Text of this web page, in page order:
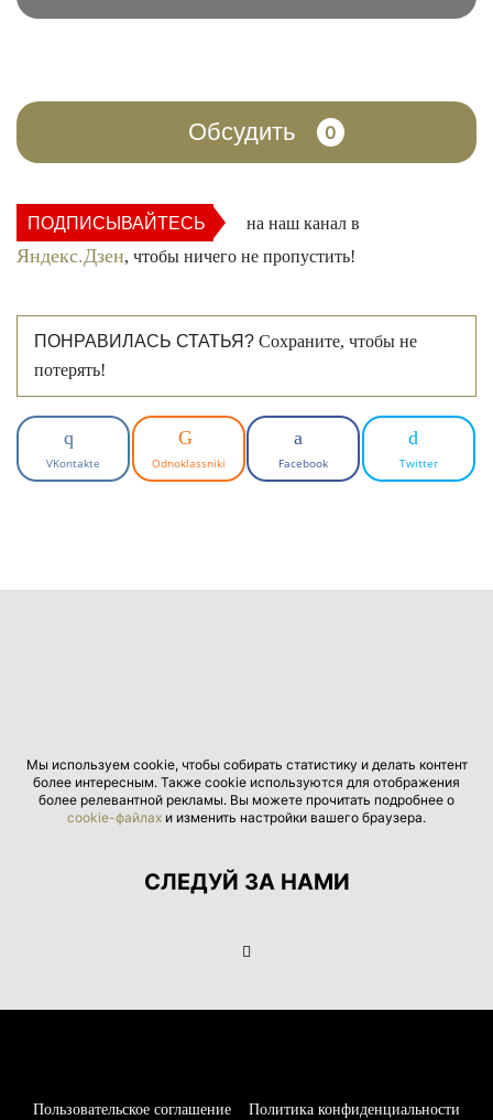
Обсудить 0
ПОДПИСЫВАЙТЕСЬ на наш канал в
Яндекс.Дзен, чтобы ничего не пропустить!
ПОНРАВИЛАСЬ СТАТЬЯ? Сохраните, чтобы не
потерять!
VKontakte Odnoklassniki Facebook Twitter
Мы используем cookie, чтобы собирать статистику и делать контент
более интересным. Также cookie используются для отображения
более релевантной рекламы. Вы можете прочитать подробнее о
cookie-файлах и изменить настройки вашего браузера.
СЛЕДУЙ ЗА НАМИ
Пользовательское соглашение Политика конфиденциальности